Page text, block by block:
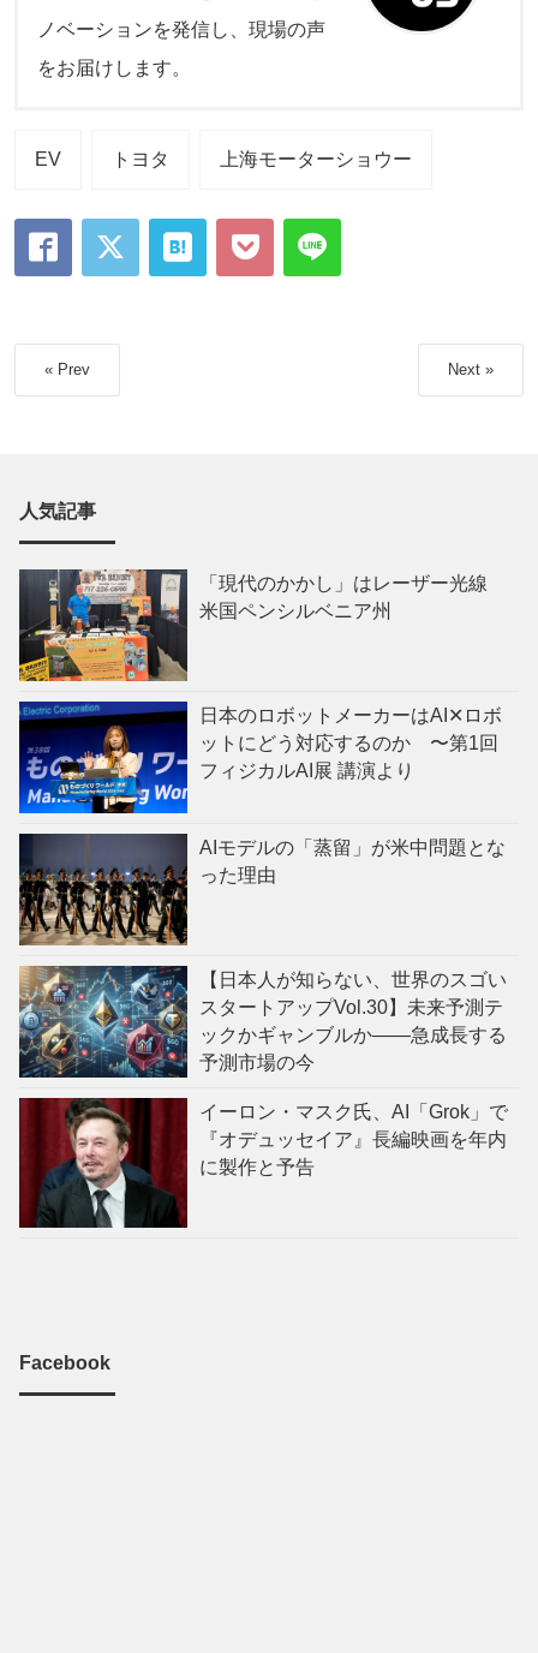
ノベーションを発信し、現場の声
をお届けします。
EV トヨタ 上海モーターショウー
« Prev Next »
人気記事
「現代のかかし」はレーザー光線
米国ペンシルベニア州
日本のロボットメーカーはAI✕ロボ
ットにどう対応するのか 〜第1回
フィジカルAI展 講演より
AIモデルの「蒸留」が米中問題とな
った理由
【日本人が知らない、世界のスゴい
スタートアップVol.30】未来予測テ
ックかギャンブルか——急成長する
予測市場の今
イーロン・マスク氏、AI「Grok」で
『オデュッセイア』長編映画を年内
に製作と予告
Facebook